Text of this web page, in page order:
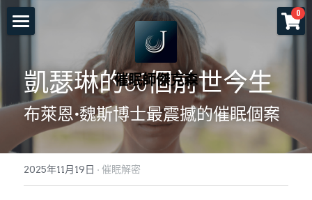
催眠師傑克森
0
關於老師
一對一服務
命運重塑計畫
催眠服務
一日工作坊
自我催眠工作坊
催眠師培訓課程
凱瑟琳的86個前世今生
布萊恩·魏斯博士最震撼的催眠個案
2025年11月19日 · 催眠解密
×
商品分類
所有商品分類